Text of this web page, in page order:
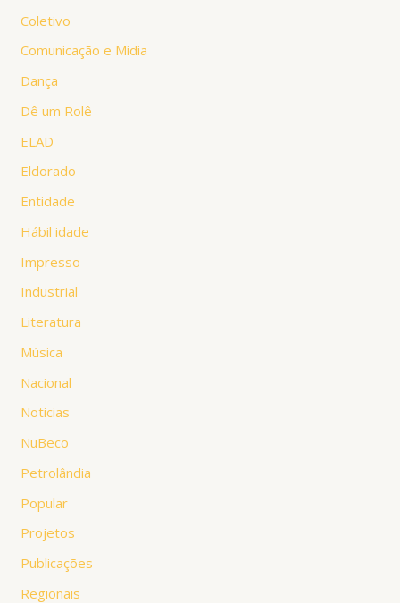
Coletivo
Comunicação e Mídia
Dança
Dê um Rolê
ELAD
Eldorado
Entidade
Hábil idade
Impresso
Industrial
Literatura
Música
Nacional
Noticias
NuBeco
Petrolândia
Popular
Projetos
Publicações
Regionais